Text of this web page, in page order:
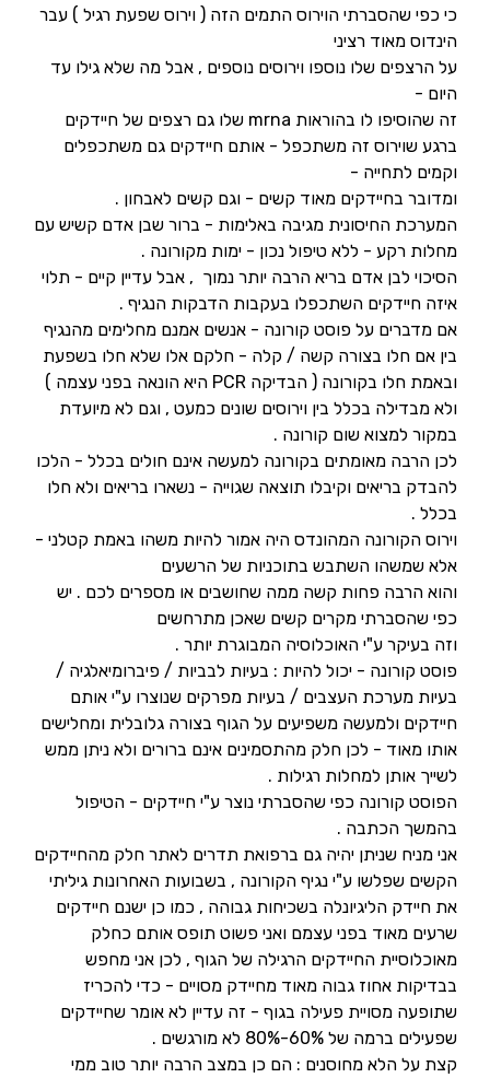
כי כפי שהסברתי הוירוס התמים הזה ( וירוס שפעת רגיל ) עבר
הינדוס מאוד רציני
על הרצפים שלו נוספו וירוסים נוספים , אבל מה שלא גילו עד
היום -
זה שהוסיפו לו בהוראות mrna שלו גם רצפים של חיידקים
ברגע שוירוס זה משתכפל - אותם חיידקים גם משתכפלים
וקמים לתחייה -
ומדובר בחיידקים מאוד קשים - וגם קשים לאבחון .
המערכת החיסונית מגיבה באלימות - ברור שבן אדם קשיש עם
מחלות רקע - ללא טיפול נכון - ימות מקורונה .
הסיכוי לבן אדם בריא הרבה יותר נמוך , אבל עדיין קיים - תלוי
איזה חיידקים השתכפלו בעקבות הדבקות הנגיף .
אם מדברים על פוסט קורונה - אנשים אמנם מחלימים מהנגיף
בין אם חלו בצורה קשה / קלה - חלקם אלו שלא חלו בשפעת
ובאמת חלו בקורונה ( הבדיקה PCR היא הונאה בפני עצמה )
ולא מבדילה בכלל בין וירוסים שונים כמעט , וגם לא מיועדת
במקור למצוא שום קורונה .
לכן הרבה מאומתים בקורונה למעשה אינם חולים בכלל - הלכו
להבדק בריאים וקיבלו תוצאה שגוייה - נשארו בריאים ולא חלו
בכלל .
וירוס הקורונה המהונדס היה אמור להיות משהו באמת קטלני -
אלא שמשהו השתבש בתוכניות של הרשעים
והוא הרבה פחות קשה ממה שחושבים או מספרים לכם . יש
כפי שהסברתי מקרים קשים שאכן מתרחשים
וזה בעיקר ע"י האוכלוסיה המבוגרת יותר .
פוסט קורונה - יכול להיות : בעיות לבביות / פיברומיאלגיה /
בעיות מערכת העצבים / בעיות מפרקים שנוצרו ע"י אותם
חיידקים ולמעשה משפיעים על הגוף בצורה גלובלית ומחלישים
אותו מאוד - לכן חלק מהתסמינים אינם ברורים ולא ניתן ממש
לשייך אותן למחלות רגילות .
הפוסט קורונה כפי שהסברתי נוצר ע"י חיידקים - הטיפול
בהמשך הכתבה .
אני מניח שניתן יהיה גם ברפואת תדרים לאתר חלק מהחיידקים
הקשים שפלשו ע"י נגיף הקורונה , בשבועות האחרונות גיליתי
את חיידק הליגיונלה בשכיחות גבוהה , כמו כן ישנם חיידקים
שרעים מאוד בפני עצמם ואני פשוט תופס אותם כחלק
מאוכלוסיית החיידקים הרגילה של הגוף , לכן אני מחפש
בבדיקות אחוז גבוה מאוד מחיידק מסויים - כדי להכריז
שתופעה מסויית פעילה בגוף - זה עדיין לא אומר שחיידקים
שפעילים ברמה של 60%-80% לא מורגשים .
קצת על הלא מחוסנים : הם כן במצב הרבה יותר טוב ממי